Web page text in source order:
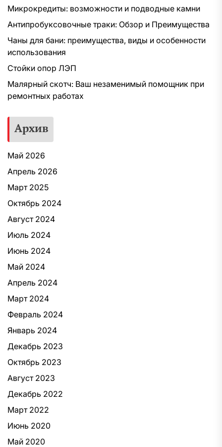
Микрокредиты: возможности и подводные камни
Антипробуксовочные траки: Обзор и Преимущества
Чаны для бани: преимущества, виды и особенности
использования
Стойки опор ЛЭП
Малярный скотч: Ваш незаменимый помощник при
ремонтных работах
Архив
Май 2026
Апрель 2026
Март 2025
Октябрь 2024
Август 2024
Июль 2024
Июнь 2024
Май 2024
Апрель 2024
Март 2024
Февраль 2024
Январь 2024
Декабрь 2023
Октябрь 2023
Август 2023
Декабрь 2022
Март 2022
Июнь 2020
Май 2020